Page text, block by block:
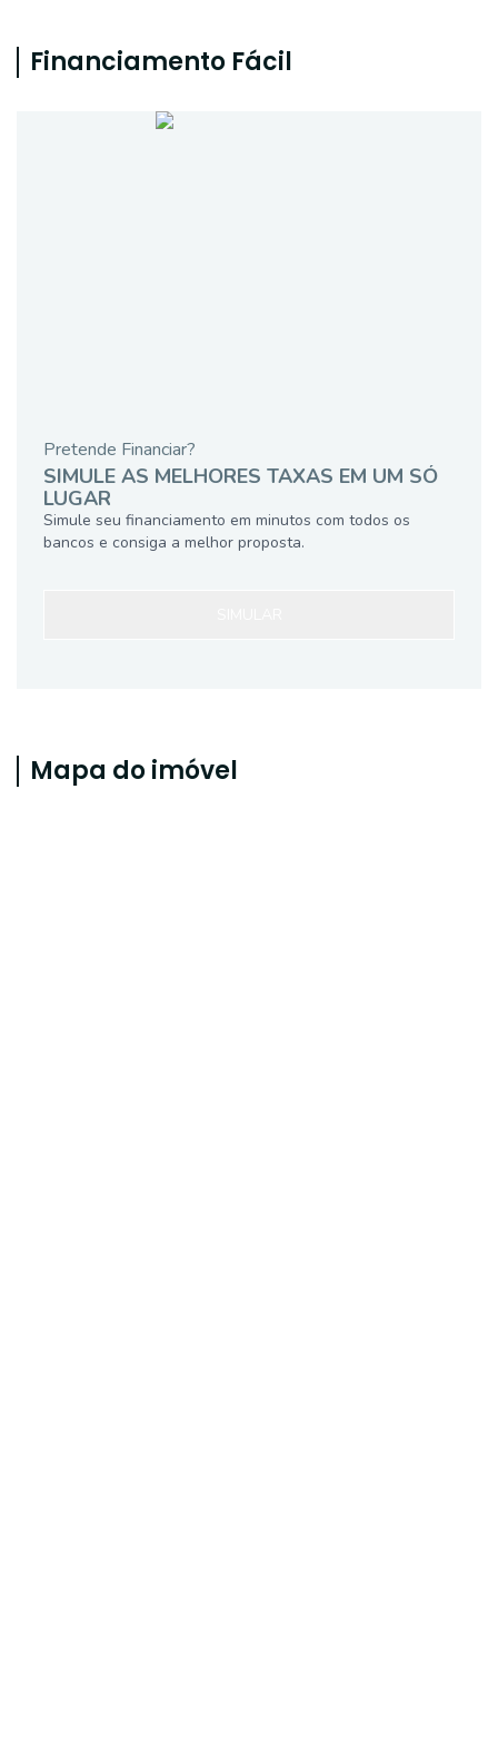
Financiamento Fácil
Pretende Financiar?
SIMULE AS MELHORES TAXAS EM UM SÓ
LUGAR
Simule seu financiamento em minutos com todos os
bancos e consiga a melhor proposta.
Mapa do imóvel